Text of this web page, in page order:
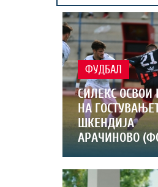
ФУДБАЛ
СИЛЕКС ОСВОИ
НА
ШКЕНДИЈА
АРАЧИНОВО